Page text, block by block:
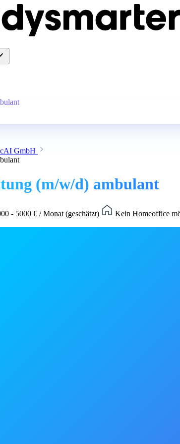
GmbH
(m/w/d) ambulant
- 5000 € / Monat (geschätzt)
Kein Homeoffice